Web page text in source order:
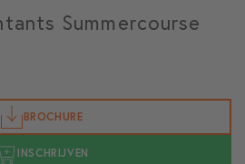
Summercourse
BROCHURE
INSCHRIJVEN